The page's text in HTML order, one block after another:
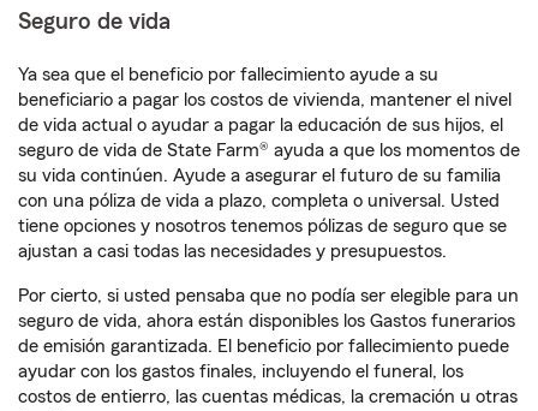
Seguro de vida
Ya sea que el beneficio por fallecimiento ayude a su
beneficiario a pagar los costos de vivienda, mantener el nivel
de vida actual o ayudar a pagar la educación de sus hijos, el
seguro de vida de State Farm® ayuda a que los momentos de
su vida continúen. Ayude a asegurar el futuro de su familia
con una póliza de vida a plazo, completa o universal. Usted
tiene opciones y nosotros tenemos pólizas de seguro que se
ajustan a casi todas las necesidades y presupuestos.
Por cierto, si usted pensaba que no podía ser elegible para un
seguro de vida, ahora están disponibles los Gastos funerarios
de emisión garantizada. El beneficio por fallecimiento puede
ayudar con los gastos finales, incluyendo el funeral, los
costos de entierro, las cuentas médicas, la cremación u otras